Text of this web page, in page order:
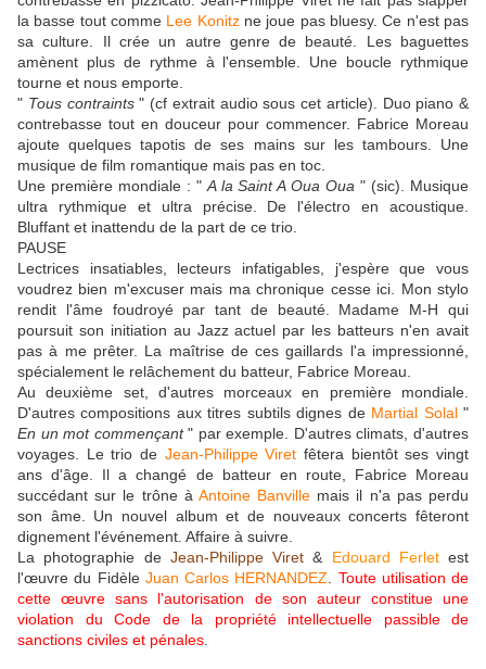
la basse tout comme Lee Konitzne joue pas bluesy. Ce n'est pas
sa culture. Il crée un autre genre de beauté. Les baguettes
amènent plus de rythme à l'ensemble. Une boucle rythmique
tourne et nous emporte.
" Tous contraints" (cf extrait audio sous cet article). Duo piano &
contrebasse tout en douceur pour commencer. Fabrice Moreau
ajoute quelques tapotis de ses mains sur les tambours. Une
musique de film romantique mais pas en toc.
Une première mondiale : " A la Saint A Oua Oua " (sic). Musique
ultra rythmique et ultra précise. De l'électro en acoustique.
Bluffant et inattendu de la part de ce trio.
PAUSE
Lectrices insatiables, lecteurs infatigables, j'espère que vous
voudrez bien m'excuser mais ma chronique cesse ici. Mon stylo
rendit l'âme foudroyé par tant de beauté. Madame M-H qui
poursuit son initiation au Jazz actuel par les batteurs n'en avait
pas à me prêter. La maîtrise de ces gaillards l'a impressionné,
spécialement le relâchement du batteur, Fabrice Moreau.
Au deuxième set, d'autres morceaux en première mondiale.
D'autres compositions aux titres subtils dignes de Martial Solal"
En un mot commençant" par exemple. D'autres climats, d'autres
voyages. Le trio de Jean-Philippe Viret fêtera bientôt ses vingt
ans d'âge. Il a changé de batteur en route, Fabrice Moreau
succédant sur le trône à Antoine Banville mais il n'a pas perdu
son âme. Un nouvel album et de nouveaux concerts fêteront
dignement l'événement. Affaire à suivre.
La photographie de Jean-Philippe Viret & Edouard Ferlet est
l'œuvre du Fidèle Juan Carlos HERNANDEZ
Toute utilisation de
cette œuvre sans l'autorisation de son auteur constitue une
violation du Code de la propriété intellectuelle passible de
sanctions civiles et pénales